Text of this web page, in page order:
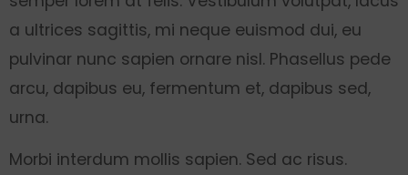
a ultrices sagittis, mi neque euismod dui, eu
pulvinar nunc sapien ornare nisl. Phasellus pede
arcu, dapibus eu, fermentum et, dapibus sed,
urna.
Morbi interdum mollis sapien. Sed ac risus.